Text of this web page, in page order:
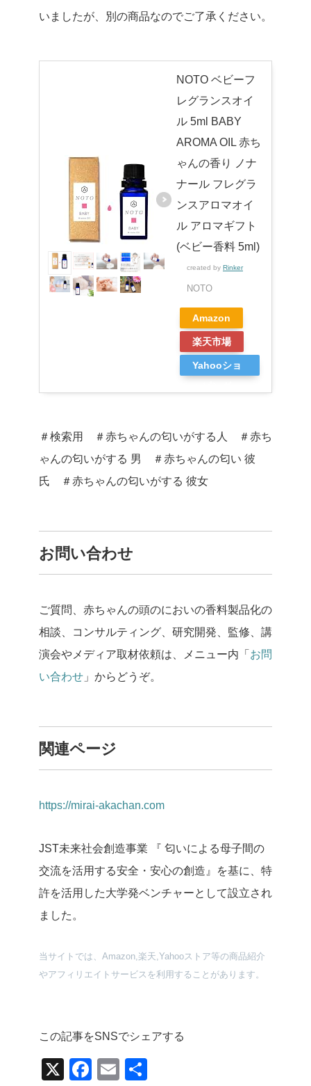
いましたが、別の商品なのでご了承ください。
NOTO ベビーフ
レグランスオイ
ル 5ml BABY
AROMA OIL 赤ち
ゃんの香り ノナ
ナール フレグラ
ンスアロマオイ
ル アロマギフト
(ベビー香料 5ml)
created by Rinker
NOTO
Amazon
楽天市場
Yahooショ
＃検索用 ＃赤ちゃんの匂いがする人 ＃赤ち
ゃんの匂いがする 男 ＃赤ちゃんの匂い 彼
氏 ＃赤ちゃんの匂いがする 彼女
お問い合わせ
ご質問、赤ちゃんの頭のにおいの香料製品化の
相談、コンサルティング、研究開発、監修、講
演会やメディア取材依頼は、メニュー内「 お問
い合わせ 」からどうぞ。
関連ページ
https://mirai-akachan.com
JST未来社会創造事業 『 匂いによる母子間の
交流を活用する安全・安心の創造』を基に、特
許を活用した大学発ベンチャーとして設立され
ました。
当サイトでは、Amazon,楽天,Yahooストア等の商品紹介
やアフィリエイトサービスを利用することがあります。
この記事をSNSでシェアする
X
F
E